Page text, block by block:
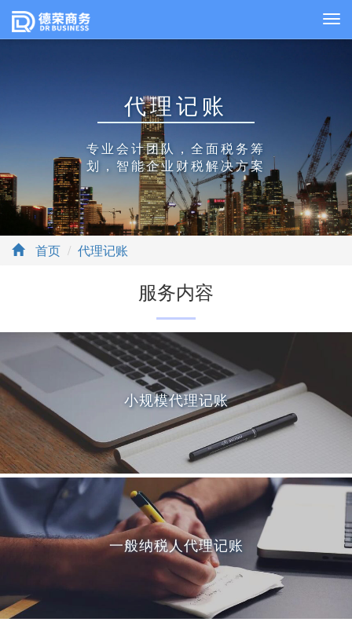
代理记账
专业会计团队，全面税务筹
划，智能企业财税解决方案
首页 代理记账
服务内容
小规模代理记账
一般纳税人代理记账